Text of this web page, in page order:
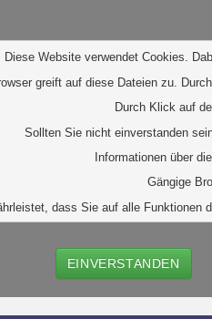
Diese Website verwendet Cookies.
greift auf diese Dateien zu. D
Durch Klick auf
Sollten Sie nicht einverstanden
Informationen über
Gängige
dass Sie auf alle Funktionen
EINVERSTANDEN